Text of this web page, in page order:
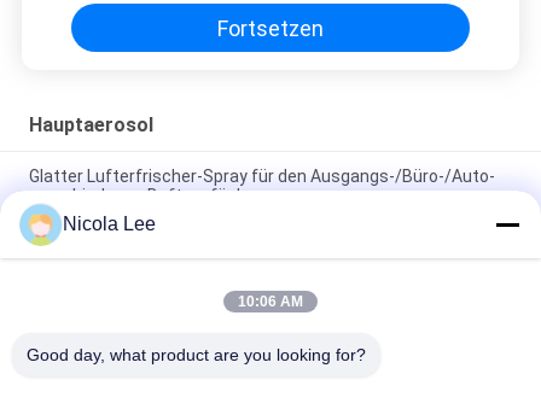
Fortsetzen
Hauptaerosol
Glatter Lufterfrischer-Spray für den Ausgangs-/Büro-/Auto-
verschiedenen Duft verfügbar
Wasserdichter Spray/Hauptaerosol für das Halten von
Einzelteilen Wasser abweisend und von Fleck beständig
Schaumglas-Reiniger für das Säubern von starken
Nicola Lee
10:06 AM
Good day, what product are you looking for?